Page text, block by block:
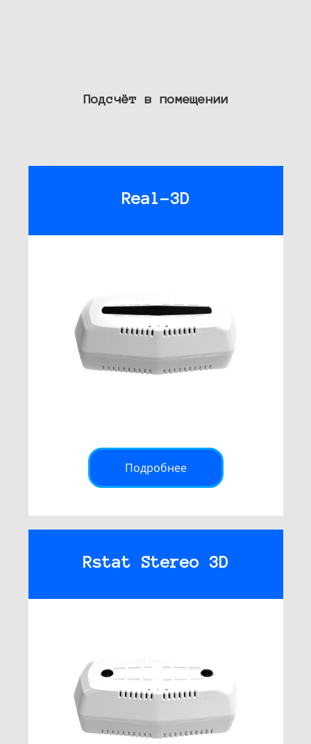
Подсчёт в помещении
Real-3D
Подробнее
Rstat Stereo 3D